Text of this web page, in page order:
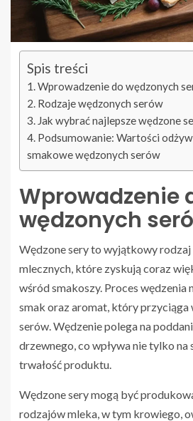
Spis treści
Wprowadzenie do wędzonych
Rodzaje wędzonych serów
Jak wybrać najlepsze wędzone
Podsumowanie: Wartości
smakowe wędzonych serów
Wprowadzenie
wędzonych
Wędzone sery to wyjątkowy
mlecznych, które zyskują coraz
wśród smakoszy. Proces wędzenia
smak oraz aromat, który przyciąga
serów. Wędzenie polega na
drzewnego, co wpływa nie tylko na
trwałość produktu.
Wędzone sery mogą być
rodzajów mleka, w tym krowiego,